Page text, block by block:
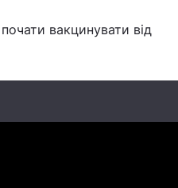
вакцинувати від